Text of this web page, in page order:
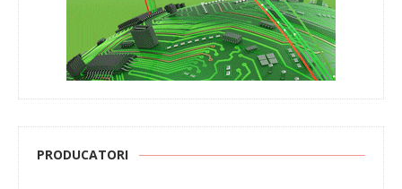
PRODUCATORI